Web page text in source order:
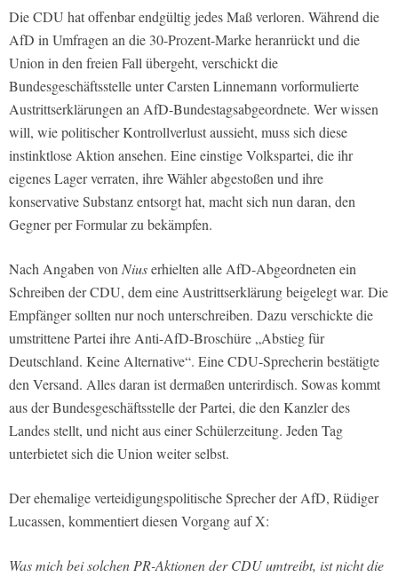
Die CDU hat offenbar endgültig jedes Maß verloren. Während die
AfD in Umfragen an die 30-Prozent-Marke heranrückt und die
Union in den freien Fall übergeht, verschickt die
Bundesgeschäftsstelle unter Carsten Linnemann vorformulierte
Austrittserklärungen an AfD-Bundestagsabgeordnete. Wer wissen
will, wie politischer Kontrollverlust aussieht, muss sich diese
instinktlose Aktion ansehen. Eine einstige Volkspartei, die ihr
eigenes Lager verraten, ihre Wähler abgestoßen und ihre
konservative Substanz entsorgt hat, macht sich nun daran, den
Gegner per Formular zu bekämpfen.
Nach Angaben von Niuserhielten alle AfD-Abgeordneten ein
Schreiben der CDU, dem eine Austrittserklärung beigelegt war. Die
Empfänger sollten nur noch unterschreiben. Dazu verschickte die
umstrittene Partei ihre Anti-AfD-Broschüre „Abstieg für
Deutschland. Keine Alternative“. Eine CDU-Sprecherin bestätigte
den Versand. Alles daran ist dermaßen unterirdisch. Sowas kommt
aus der Bundesgeschäftsstelle der Partei, die den Kanzler des
Landes stellt, und nicht aus einer Schülerzeitung. Jeden Tag
unterbietet sich die Union weiter selbst.
Der ehemalige verteidigungspolitische Sprecher der AfD, Rüdiger
Lucassen, kommentiert diesen Vorgang auf X:
Was mich bei solchen PR-Aktionen der CDU umtreibt, ist nicht die